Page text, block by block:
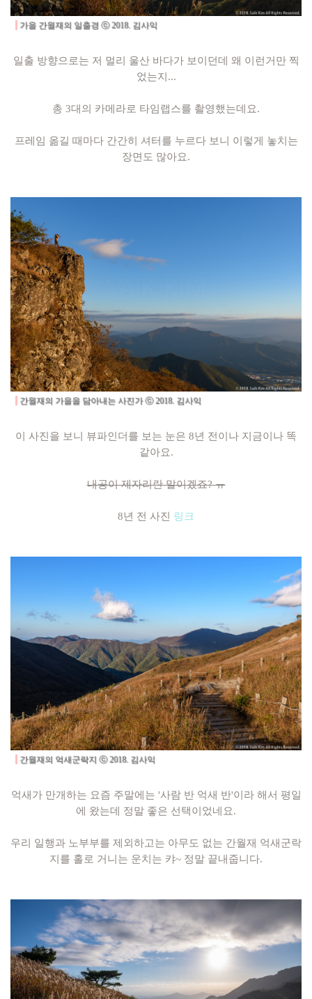
가을 간월재의 일출경 ⓒ 2018. 김사익
일출 방향으로는 저 멀리 울산 바다가 보이던데 왜 이런거만 찍
었는지...
총 3대의 카메라로 타임랩스를 촬영했는데요.
프레임 옮길 때마다 간간히 셔터를 누르다 보니 이렇게 놓치는
장면도 많아요.
간월재의 가을을 담아내는 사진가ⓒ 2018. 김사익
이 사진을 보니 뷰파인더를 보는 눈은 8년 전이나 지금이나 똑
같아요.
내공이 제자리란 말이겠죠? ㅠ
8년 전 사진 링크
간월재의 억새군락지 ⓒ 2018. 김사익
억새가 만개하는 요즘 주말에는 '사람 반 억새 반'이라 해서 평일
에 왔는데 정말 좋은 선택이었네요.
우리 일행과 노부부를 제외하고는 아무도 없는 간월재 억새군락
지를 홀로 거니는 운치는 캬~ 정말 끝내줍니다.